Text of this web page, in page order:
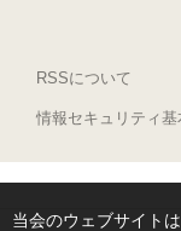
当会のウェブサイト
RSSについて
情報セキュリティ基